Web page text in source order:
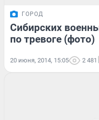
ГОРОД
Сибирских
по тревоге (фото)
20 июня, 2014, 15:05 2 481